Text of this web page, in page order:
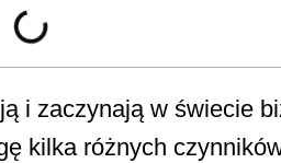
i zaczynają w świecie
kilka różnych